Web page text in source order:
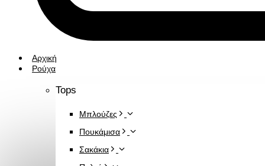
Αρχική
Ρούχα
Tops
Μπλούζες
Πουκάμισα
Σακάκια